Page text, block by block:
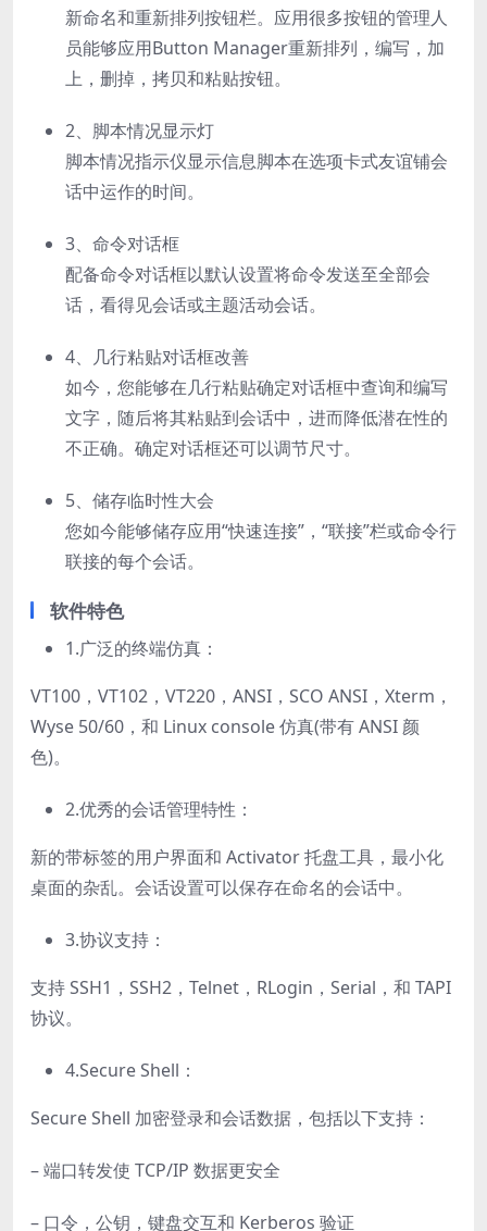
新命名和重新排列按钮栏。应用很多按钮的管理人
员能够应用Button Manager重新排列，编写，加
上，删掉，拷贝和粘贴按钮。
2、脚本情况显示灯
脚本情况指示仪显示信息脚本在选项卡式友谊铺会
话中运作的时间。
3、命令对话框
配备命令对话框以默认设置将命令发送至全部会
话，看得见会话或主题活动会话。
4、几行粘贴对话框改善
如今，您能够在几行粘贴确定对话框中查询和编写
文字，随后将其粘贴到会话中，进而降低潜在性的
不正确。确定对话框还可以调节尺寸。
5、储存临时性大会
您如今能够储存应用“快速连接”，“联接”栏或命令行
联接的每个会话。
软件特色
1.广泛的终端仿真：
VT100，VT102，VT220，ANSI，SCO ANSI，Xterm，
Wyse 50/60，和 Linux console 仿真(带有 ANSI 颜
色)。
2.优秀的会话管理特性：
新的带标签的用户界面和 Activator 托盘工具，最小化
桌面的杂乱。会话设置可以保存在命名的会话中。
3.协议支持：
支持 SSH1，SSH2，Telnet，RLogin，Serial，和 TAPI
协议。
4.Secure Shell：
Secure Shell 加密登录和会话数据，包括以下支持：
– 端口转发使 TCP/IP 数据更安全
– 口令，公钥，键盘交互和 Kerberos 验证